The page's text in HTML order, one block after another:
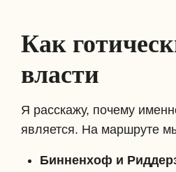
Как
власти
Я расскажу, почему
является. На маршруте
Бинненхоф и